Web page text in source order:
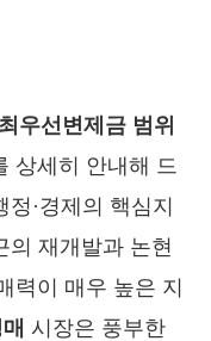
우선변제금 범위
상세히 안내해 드
정·경제의 핵심지
의 재개발과 논현
력이 매우 높은 지
시장은 풍부한